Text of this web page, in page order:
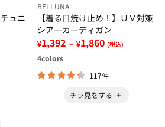
ュニ
BELLUNA
【着る日焼け止め！】ＵＶ対策
シアーカーディガン
¥1,392 ～ ¥1,860 (税込)
4colors
117件
チラ見をする